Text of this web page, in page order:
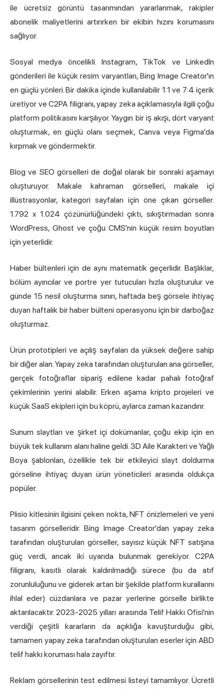
ile ücretsiz görüntü tasarımından yararlanmak, rakipler
abonelik maliyetlerini artırırken bir ekibin hızını korumasını
sağlıyor.
Sosyal medya öncelikli. Instagram, TikTok ve LinkedIn
gönderileri ile küçük resim varyantları, Bing Image Creator'ın
en güçlü yönleri. Bir dakika içinde kullanılabilir 1:1 ve 7:4 içerik
üretiyor ve C2PA filigranı, yapay zeka açıklamasıyla ilgili çoğu
platform politikasını karşılıyor. Yaygın bir iş akışı, dört varyant
oluşturmak, en güçlü olanı seçmek, Canva veya Figma'da
kırpmak ve göndermektir.
Blog ve SEO görselleri de doğal olarak bir sonraki aşamayı
oluşturuyor. Makale kahraman görselleri, makale içi
illüstrasyonlar, kategori sayfaları için öne çıkan görseller.
1.792 x 1.024 çözünürlüğündeki çıktı, sıkıştırmadan sonra
WordPress, Ghost ve çoğu CMS'nin küçük resim boyutları
için yeterlidir.
Haber bültenleri için de aynı matematik geçerlidir. Başlıklar,
bölüm ayırıcılar ve portre yer tutucuları hızla oluşturulur ve
günde 15 nesil oluşturma sınırı, haftada beş görsele ihtiyaç
duyan haftalık bir haber bülteni operasyonu için bir darboğaz
oluşturmaz.
Ürün prototipleri ve açılış sayfaları da yüksek değere sahip
bir diğer alan. Yapay zeka tarafından oluşturulan ana görseller,
gerçek fotoğraflar sipariş edilene kadar pahalı fotoğraf
çekimlerinin yerini alabilir. Erken aşama kripto projeleri ve
küçük SaaS ekipleri için bu köprü, aylarca zaman kazandırır.
Sunum slaytları ve şirket içi dokümanlar, çoğu ekip için en
büyük tek kullanım alanı haline geldi. 3D Aile Karakteri ve Yağlı
Boya şablonları, özellikle tek bir etkileyici slayt doldurma
görseline ihtiyaç duyan ürün yöneticileri arasında oldukça
popüler.
Plisio kitlesinin ilgisini çeken nokta, NFT önizlemeleri ve yeni
tasarım görselleridir. Bing Image Creator'dan yapay zeka
tarafından oluşturulan görseller, sayısız küçük NFT satışına
güç verdi, ancak iki uyarıda bulunmak gerekiyor. C2PA
filigranı, kasıtlı olarak kaldırılmadığı sürece (bu da atıf
zorunluluğunu ve giderek artan bir şekilde platform kurallarını
ihlal eder) cüzdanlara ve pazar yerlerine görselle birlikte
aktarılacaktır. 2023-2025 yılları arasında Telif Hakkı Ofisi'nin
verdiği çeşitli kararların da açıklığa kavuşturduğu gibi,
tamamen yapay zeka tarafından oluşturulan eserler için ABD
telif hakkı koruması hala zayıftır.
Reklam görsellerinin test edilmesi listeyi tamamlıyor. Ücretli